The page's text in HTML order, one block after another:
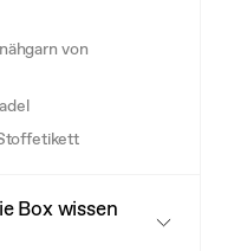
von
Box wissen